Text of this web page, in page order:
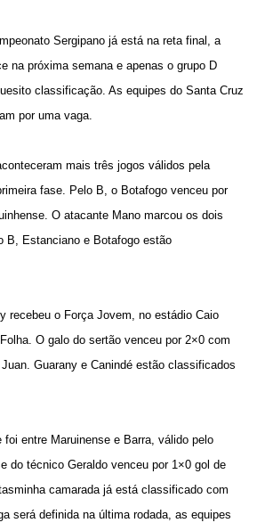
Sergipano já está na reta final, a
na próxima semana e apenas o grupo D
classificação. As equipes do Santa Cruz
por uma vaga.
mais três jogos válidos pela
fase. Pelo B, o Botafogo venceu por
O atacante Mano marcou os dois
B, Estanciano e Botafogo estão
recebeu o Força Jovem, no estádio Caio
O galo do sertão venceu por 2×0 com
Guarany e Canindé estão classificados
foi entre Maruinense e Barra, válido pelo
do técnico Geraldo venceu por 1×0 gol de
camarada já está classificado com
será definida na última rodada, as equipes